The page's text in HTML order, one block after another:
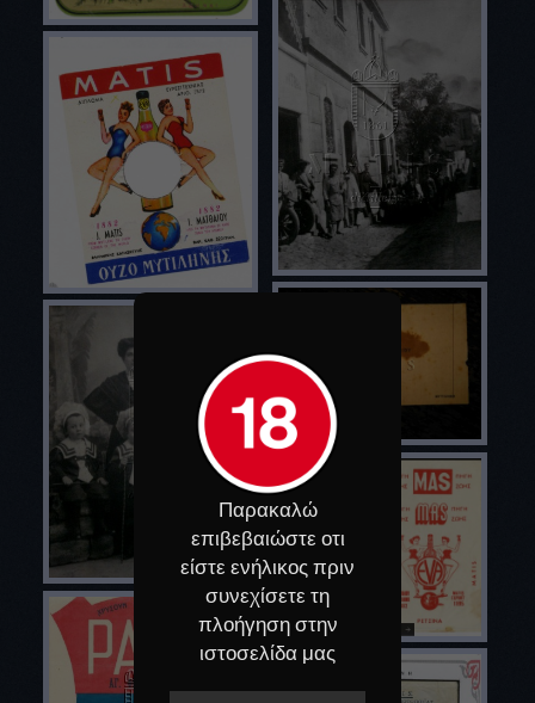
Παρακαλώ
επιβεβαιώστε οτι
είστε ενήλικος πριν
συνεχίσετε τη
πλοήγηση στην
ιστοσελίδα μας